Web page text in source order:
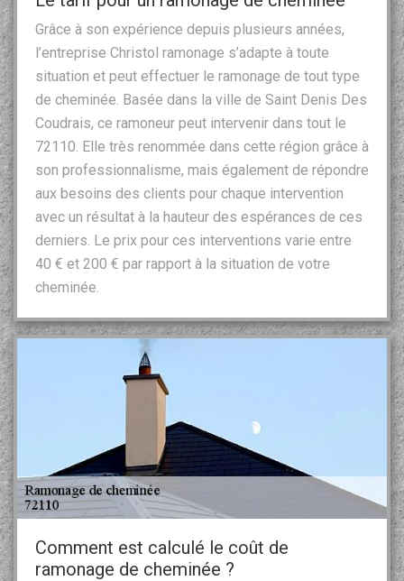
Grâce à son expérience depuis plusieurs années,
l’entreprise Christol ramonage s’adapte à toute
situation et peut effectuer le ramonage de tout type
de cheminée. Basée dans la ville de Saint Denis Des
Coudrais, ce ramoneur peut intervenir dans tout le
72110. Elle très renommée dans cette région grâce à
son professionnalisme, mais également de répondre
aux besoins des clients pour chaque intervention
avec un résultat à la hauteur des espérances de ces
derniers. Le prix pour ces interventions varie entre
40 € et 200 € par rapport à la situation de votre
cheminée.
Comment est calculé le coût de
ramonage de cheminée ?